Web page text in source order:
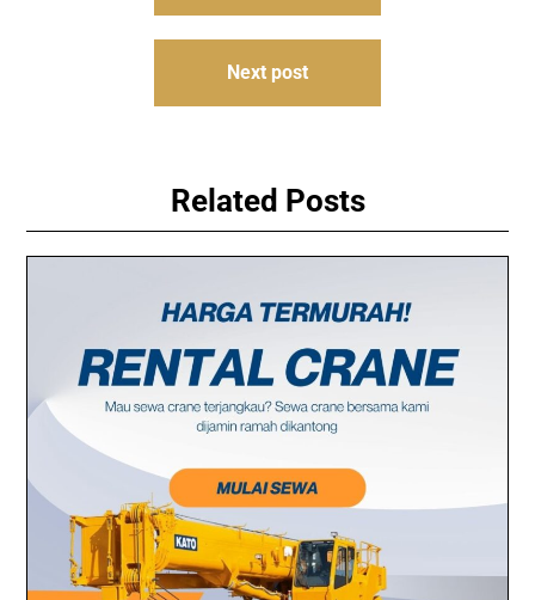
Next post
Related Posts